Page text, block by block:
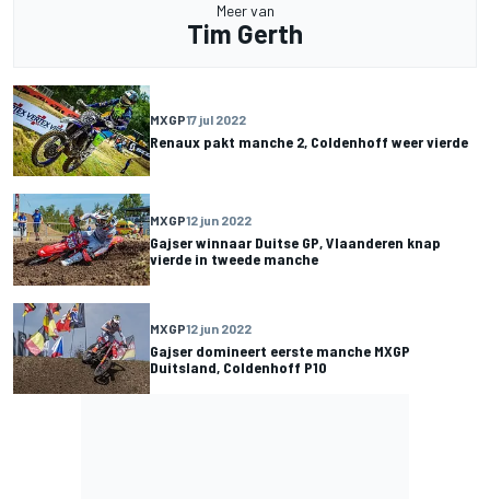
Meer van
Tim Gerth
MXGP17 jul 2022
Renaux pakt manche 2, Coldenhoff weer vierde
MXGP12 jun 2022
Gajser winnaar Duitse GP, Vlaanderen knap
vierde in tweede manche
MXGP12 jun 2022
Gajser domineert eerste manche MXGP
Duitsland, Coldenhoff P10